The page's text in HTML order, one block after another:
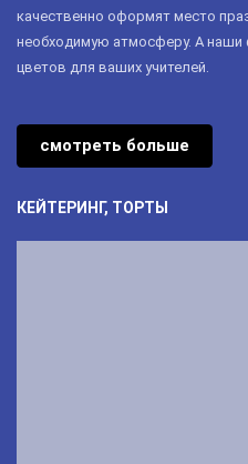
качественно оформят место
необходимую атмосферу. А
цветов для ваших учителей.
смотреть больше
КЕЙТЕРИНГ, ТОРТЫ